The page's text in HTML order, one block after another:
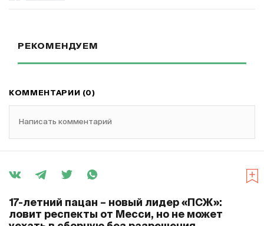
РЕКОМЕНДУЕМ
КОММЕНТАРИИ (0)
Написать комментарий
17-летний пацан – новый лидер «ПСЖ»:
ловит респекты от Месси, но не может